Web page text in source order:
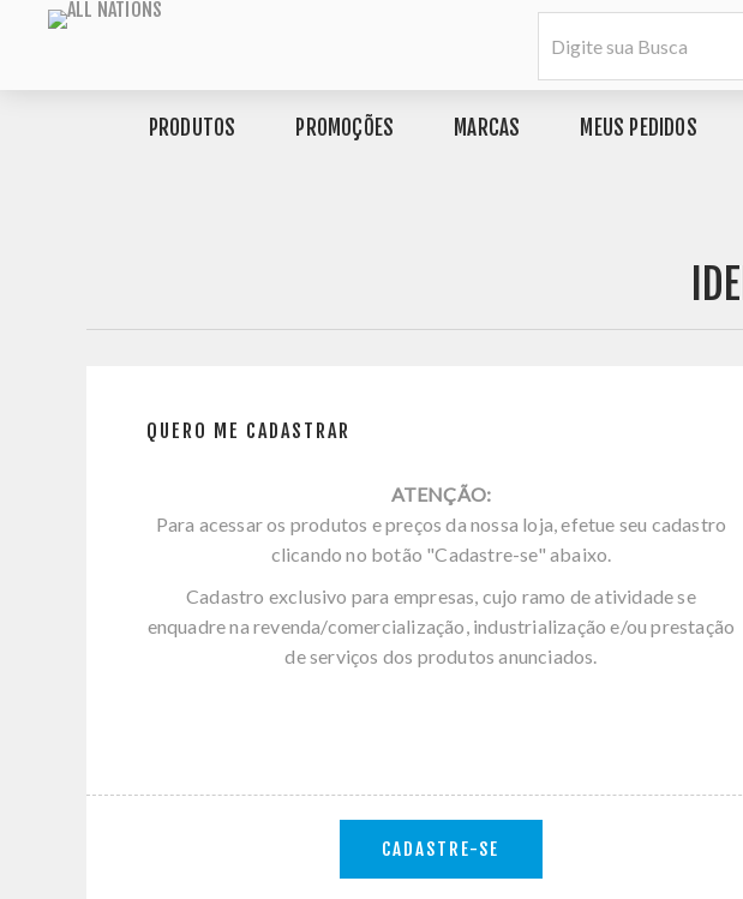
PRODUTOS PROMOÇÕES MARCAS MEUS PEDIDOS
QUERO ME CADASTRAR
ATENÇÃO:
Para acessar os produtos e preços da nossa loja, efetue seu cadastro
clicando no botão "Cadastre-se" abaixo.
Cadastro exclusivo para empresas, cujo ramo de atividade se
enquadre na revenda/comercialização, industrialização e/ou prestação
de serviços dos produtos anunciados.
CADASTRE-SE